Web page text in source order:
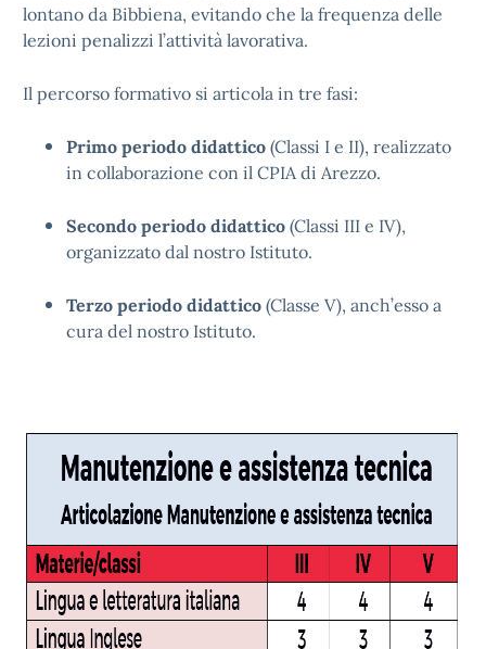
lontano da Bibbiena, evitando che la frequenza delle
lezioni penalizzi l’attività lavorativa.
Il percorso formativo si articola in tre fasi:
Primo periodo didattico (Classi I e II), realizzato
in collaborazione con il CPIA di Arezzo.
Secondo periodo didattico (Classi III e IV),
organizzato dal nostro Istituto.
Terzo periodo didattico (Classe V), anch’esso a
cura del nostro Istituto.